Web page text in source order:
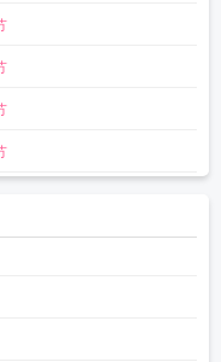
完整版
代免费全文阅读
子
表
资穿回六零年代全文我带着十
局
越